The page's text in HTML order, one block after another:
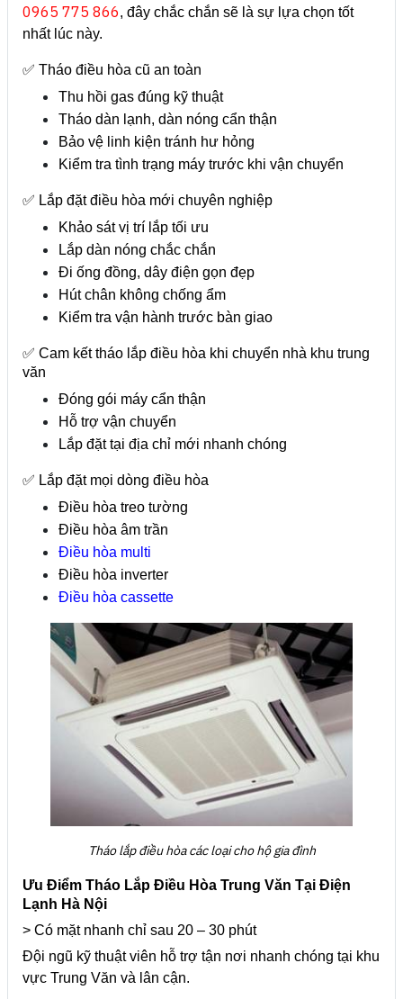
0965 775 866, đây chắc chắn sẽ là sự lựa chọn tốt
nhất lúc này.
✅ Tháo điều hòa cũ an toàn
Thu hồi gas đúng kỹ thuật
Tháo dàn lạnh, dàn nóng cẩn thận
Bảo vệ linh kiện tránh hư hỏng
Kiểm tra tình trạng máy trước khi vận chuyển
✅ Lắp đặt điều hòa mới chuyên nghiệp
Khảo sát vị trí lắp tối ưu
Lắp dàn nóng chắc chắn
Đi ống đồng, dây điện gọn đẹp
Hút chân không chống ẩm
Kiểm tra vận hành trước bàn giao
✅ Cam kết tháo lắp điều hòa khi chuyển nhà khu trung
văn
Đóng gói máy cẩn thận
Hỗ trợ vận chuyển
Lắp đặt tại địa chỉ mới nhanh chóng
✅ Lắp đặt mọi dòng điều hòa
Điều hòa treo tường
Điều hòa âm trần
Điều hòa multi
Điều hòa inverter
Điều hòa cassette
Tháo lắp điều hòa các loại cho hộ gia đình
Ưu Điểm Tháo Lắp Điều Hòa Trung Văn Tại Điện
Lạnh Hà Nội
> Có mặt nhanh chỉ sau 20 – 30 phút
Đội ngũ kỹ thuật viên hỗ trợ tận nơi nhanh chóng tại khu
vực Trung Văn và lân cận.